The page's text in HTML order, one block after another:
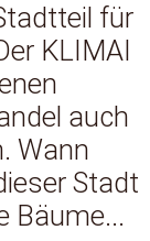
für
KLIMAI
auch
Wann
Stadt
Bäume...